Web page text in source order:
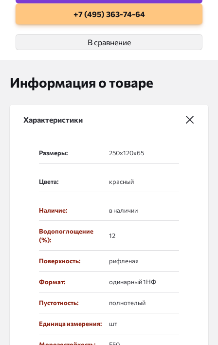
+7 (495) 363-74-64
В сравнение
Информация о товаре
Характеристики
Размеры:
Цвета:
Наличие: в наличии
Водопоглощение
(%):
12
Поверхность: рифленая
Формат: одинарный 1НФ
Пустотность: полнотелый
Единица измерения: шт